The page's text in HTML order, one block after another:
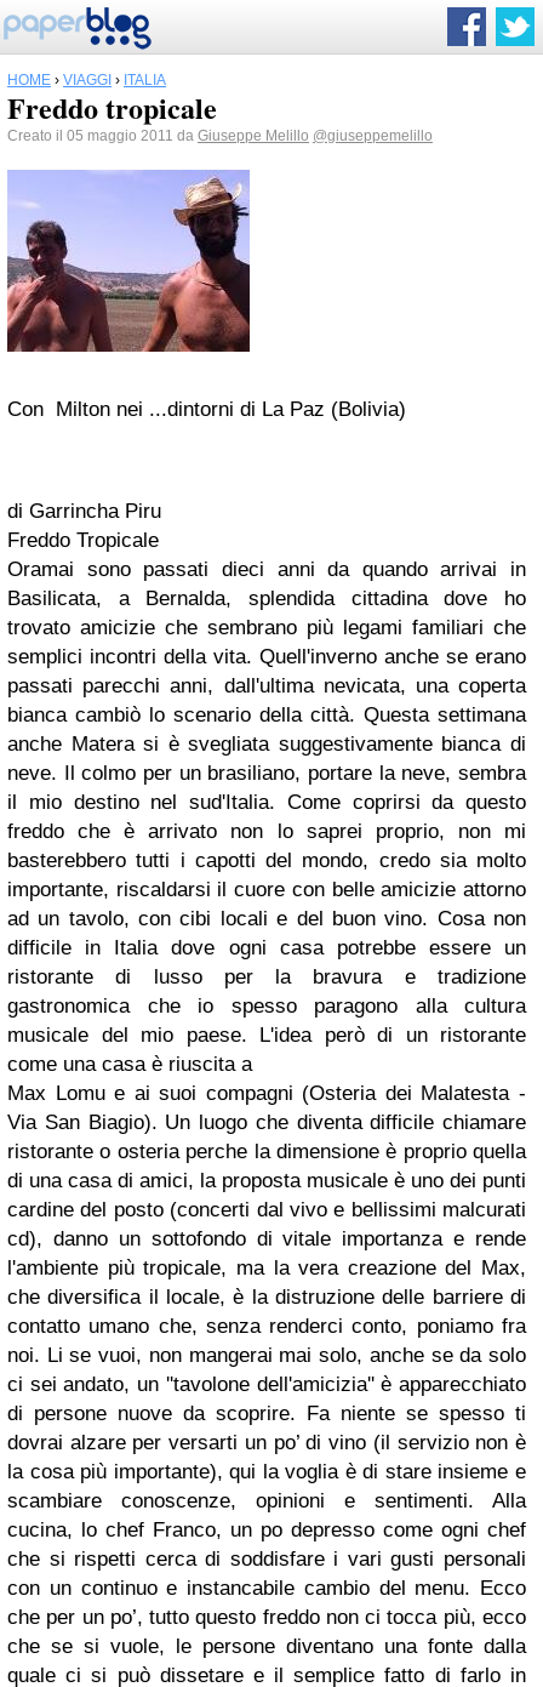
HOME › VIAGGI › ITALIA
Freddo tropicale
Creato il 05 maggio 2011 da Giuseppe Melillo @giuseppemelillo
Con Milton nei ...dintorni di La Paz (Bolivia)
di Garrincha Piru
Freddo Tropicale
Oramai sono passati dieci anni da quando arrivai in
Basilicata, a Bernalda, splendida cittadina dove ho
trovato amicizie che sembrano più legami familiari che
semplici incontri della vita. Quell'inverno anche se erano
passati parecchi anni, dall'ultima nevicata, una coperta
bianca cambiò lo scenario della città. Questa settimana
anche Matera si è svegliata suggestivamente bianca di
neve. Il colmo per un brasiliano, portare la neve, sembra
il mio destino nel sud'Italia. Come coprirsi da questo
freddo che è arrivato non lo saprei proprio, non mi
basterebbero tutti i capotti del mondo, credo sia molto
importante, riscaldarsi il cuore con belle amicizie attorno
ad un tavolo, con cibi locali e del buon vino. Cosa non
difficile in Italia dove ogni casa potrebbe essere un
ristorante di lusso per la bravura e tradizione
gastronomica che io spesso paragono alla cultura
musicale del mio paese. L'idea però di un ristorante
come una casa è riuscita a
Max Lomu e ai suoi compagni (Osteria dei Malatesta -
Via San Biagio). Un luogo che diventa difficile chiamare
ristorante o osteria perche la dimensione è proprio quella
di una casa di amici, la proposta musicale è uno dei punti
cardine del posto (concerti dal vivo e bellissimi malcurati
cd), danno un sottofondo di vitale importanza e rende
l'ambiente più tropicale, ma la vera creazione del Max,
che diversifica il locale, è la distruzione delle barriere di
contatto umano che, senza renderci conto, poniamo fra
noi. Li se vuoi, non mangerai mai solo, anche se da solo
ci sei andato, un ''tavolone dell'amicizia'' è apparecchiato
di persone nuove da scoprire. Fa niente se spesso ti
dovrai alzare per versarti un po’ di vino (il servizio non è
la cosa più importante), qui la voglia è di stare insieme e
scambiare conoscenze, opinioni e sentimenti. Alla
cucina, lo chef Franco, un po depresso come ogni chef
che si rispetti cerca di soddisfare i vari gusti personali
con un continuo e instancabile cambio del menu. Ecco
che per un po’, tutto questo freddo non ci tocca più, ecco
che se si vuole, le persone diventano una fonte dalla
quale ci si può dissetare e il semplice fatto di farlo in